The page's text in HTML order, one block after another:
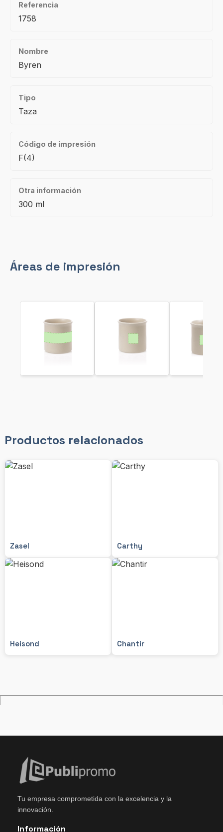
Referencia
1758
Nombre
Byren
Tipo
Taza
Código de impresión
F(4)
Otra información
300 ml
Áreas de impresión
Productos relacionados
Zasel Carthy
Heisond Chantir
Tu empresa comprometida con la excelencia y la
innovación.
Información